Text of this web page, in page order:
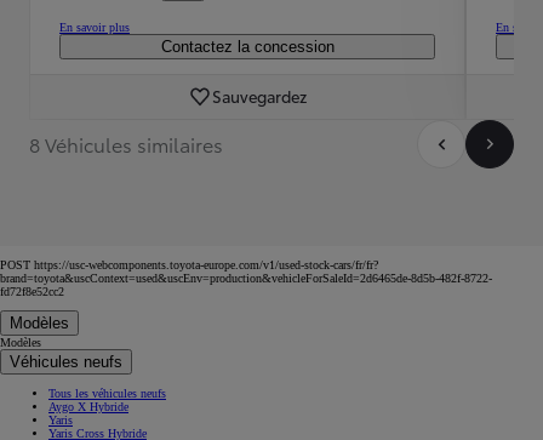
En savoir plus
Contactez la concession
Sauvegardez
En
8 Véhicules similaires
POST https://usc-webcomponents.toyota-europe.com/v1/used-stock-cars/fr/fr?
brand=toyota&uscContext=used&uscEnv=production&vehicleForSaleId=2d6465de-8d5b-482f-8722-
fd72f8e52cc2
Modèles
Modèles
Véhicules neufs
Tous les véhicules neufs
Aygo X Hybride
Yaris
Yaris Cross Hybride